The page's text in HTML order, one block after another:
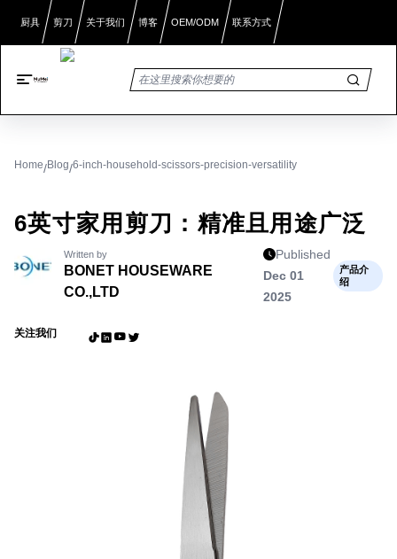
厨具 剪刀 关于我们 博客 OEM/ODM 联系方式
Home/Blog/6-inch-household-scissors-precision-versatility
6英寸家用剪刀：精准且用途广泛
Written by
BONET HOUSEWARE
CO.,LTD
Published
Dec 01
2025
产品介
绍
关注我们